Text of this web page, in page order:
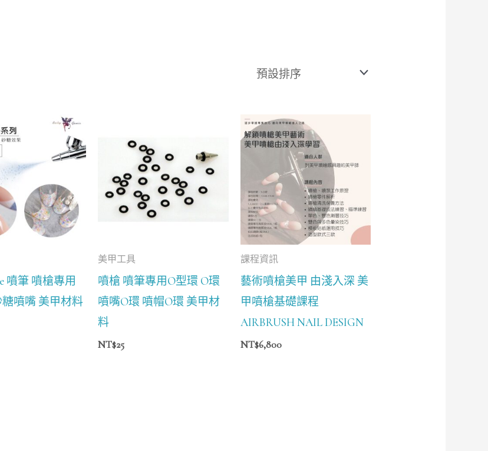
噴筆 噴槍專用
噴嘴 美甲材料
美甲工具
噴槍 噴筆專用O型環 O環
噴嘴O環 噴帽O環 美甲材
料
NT$25
課程資訊
藝術噴槍美甲 由淺入深 美
甲噴槍基礎課程
AIRBRUSH NAIL DESIGN
NT$6,800